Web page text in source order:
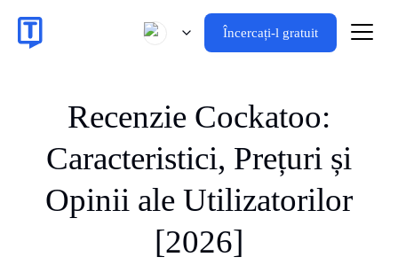
Încercați-l gratuit
Recenzie Cockatoo:
Caracteristici, Prețuri și
Opinii ale Utilizatorilor
[2026]